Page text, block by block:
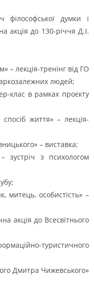
філософської думки і
акція до 130-річчя Д.І.
– лекція-тренінг від ГО
людей;
клас в рамках проєкту
життя» – лекція-
– виставка;
зустріч з психологом
митець, особистість» –
акція до Всесвітнього
туристичного
Дмитра Чижевського»